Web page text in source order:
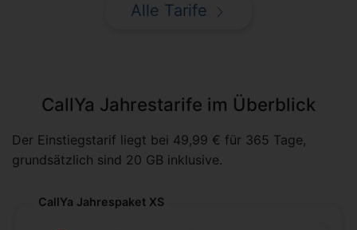
Alle Tarife
CallYa Jahrestarife im Überblick
Der Einstiegstarif liegt bei 49,99 € für 365 Tage,
grundsätzlich sind 20 GB inklusive.
CallYa Jahrespaket XS